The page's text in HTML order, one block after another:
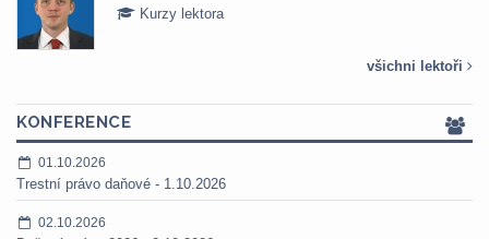
Kurzy lektora
všichni lektoři
KONFERENCE
01.10.2026
Trestní právo daňové - 1.10.2026
02.10.2026